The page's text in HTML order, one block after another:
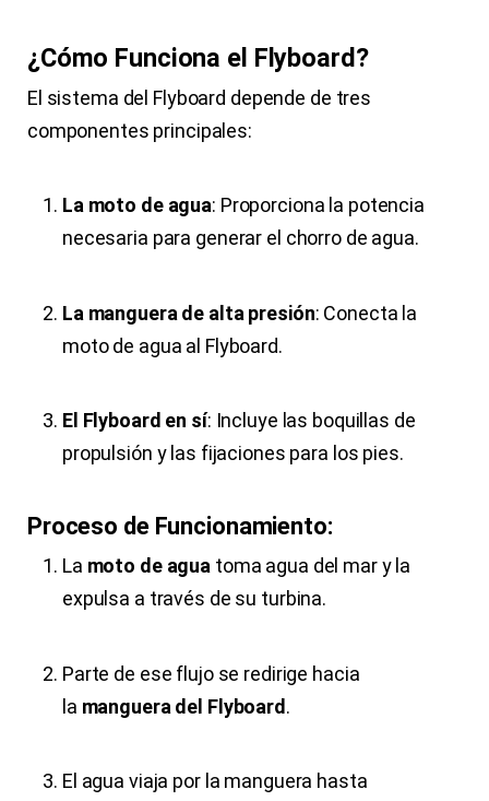
¿Cómo Funciona el Flyboard?
El sistema del Flyboard depende de tres
componentes principales:
La moto de agua: Proporciona la potencia
necesaria para generar el chorro de agua.
La manguera de alta presión: Conecta la
moto de agua al Flyboard.
El Flyboard en sí: Incluye las boquillas de
propulsión y las fijaciones para los pies.
Proceso de Funcionamiento:
La moto de agua toma agua del mar y la
expulsa a través de su turbina.
Parte de ese flujo se redirige hacia
la manguera del Flyboard.
El agua viaja por la manguera hasta